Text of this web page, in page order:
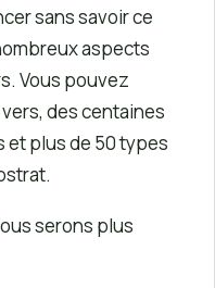
sans savoir ce
aspects
Vous pouvez
des centaines
et plus de 50 types
serons plus